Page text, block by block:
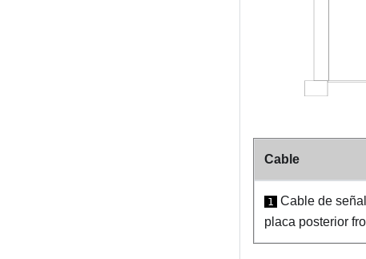
Cable
1 Cable de
placa posterior